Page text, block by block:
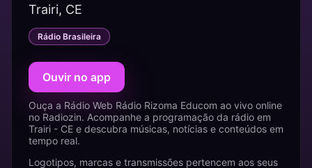
Trairi, CE
Rádio Brasileira
Ouvir no app
Ouça a Rádio Web Rádio Rizoma Educom ao vivo online
no Radiozin. Acompanhe a programação da rádio em
Trairi - CE e descubra músicas, notícias e conteúdos em
tempo real.
Logotipos, marcas e transmissões pertencem aos seus